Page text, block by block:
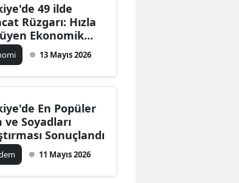
49 ilde
Rüzgarı: Hızla
Ekonomik
13 Mayıs 2026
En Popüler
ve Soyadları
Sonuçlandı
11 Mayıs 2026